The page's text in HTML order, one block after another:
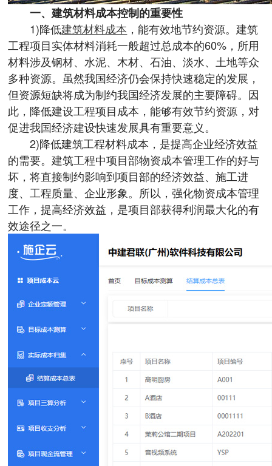
一、建筑材料成本控制的重要性
1)降低建筑材料成本 ，能有效地节约资源。建筑
工程项目实体材料消耗一般超过总成本的60%，所用
材料涉及钢材、水泥、木材、石油、淡水、土地等众
多种资源。虽然我国经济仍会保持快速稳定的发展，
但资源短缺将成为制约我国经济发展的主要障碍。因
此，降低建设工程项目成本，能够有效节约资源，对
促进我国经济建设快速发展具有重要意义。
2)降低建筑工程材料成本，是提高企业经济效益
的需要。建筑工程中项目部物资成本管理工作的好与
坏，将直接制约影响到项目部的经济效益、施工进
度、工程质量、企业形象。所以，强化物资成本管理
工作，提高经济效益，是项目部获得利润最大化的有
效途径之一。